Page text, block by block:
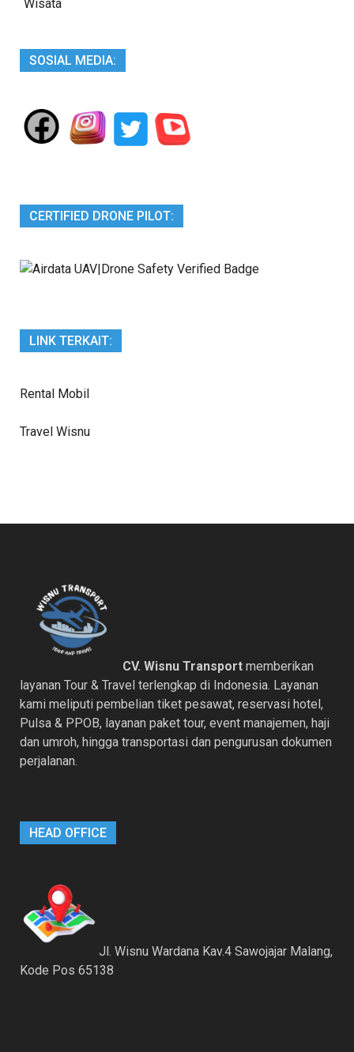
Wisata
SOSIAL MEDIA:
CERTIFIED DRONE PILOT:
LINK TERKAIT:
Rental Mobil
Travel Wisnu
CV. Wisnu Transport memberikan
layanan Tour & Travel terlengkap di Indonesia. Layanan
kami meliputi pembelian tiket pesawat, reservasi hotel,
Pulsa & PPOB, layanan paket tour, event manajemen, haji
dan umroh, hingga transportasi dan pengurusan dokumen
perjalanan.
HEAD OFFICE
Jl. Wisnu Wardana Kav.4 Sawojajar Malang,
Kode Pos 65138